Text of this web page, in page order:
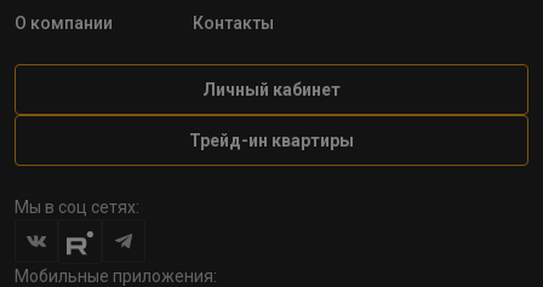
О компании
Контакты
Личный кабинет
Трейд-ин квартиры
Мы в соц сетях:
Мобильные приложения: